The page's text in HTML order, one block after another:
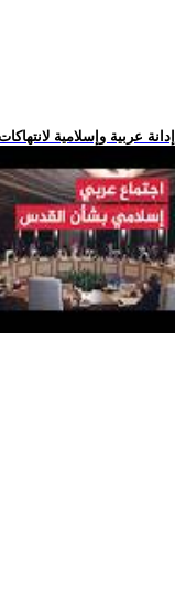
.. إدانة عربية وإسلامية